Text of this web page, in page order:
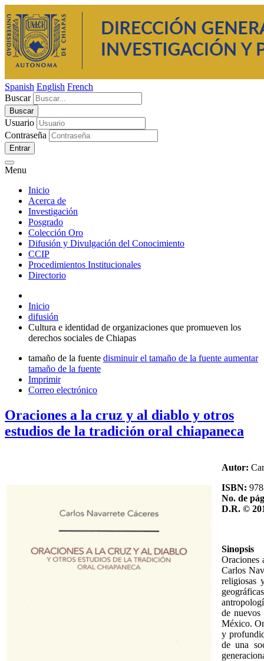
Spanish English French
Buscar
Usuario
Contraseña
Entrar
Menu
Inicio
Acerca de
Investigación
Posgrado
Colección Oro
Difusión y Divulgación del Conocimiento
CCIP
Procedimientos Institucionales
Directorio
Inicio
difusión
Cultura e identidad de organizaciones que promueven los
derechos sociales de Chiapas
tamaño de la fuente disminuir el tamaño de la fuente aumentar
tamaño de la fuente
Imprimir
Correo electrónico
Oraciones a la cruz y al diablo y otros
estudios de la tradición oral chiapaneca
Autor:
ISBN:
No. de
D.R. ©
Sinopsis
Oraciones
Carlos
religiosas
de
México.
y
de una